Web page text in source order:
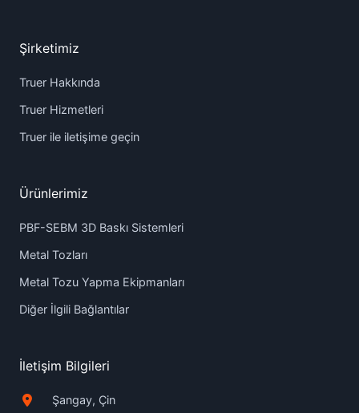
Şirketimiz
Truer Hakkında
Truer Hizmetleri
Truer ile iletişime geçin
Ürünlerimiz
PBF-SEBM 3D Baskı Sistemleri
Metal Tozları
Metal Tozu Yapma Ekipmanları
Diğer İlgili Bağlantılar
İletişim Bilgileri
Şangay, Çin